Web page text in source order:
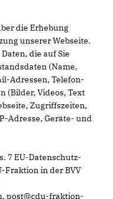
die Erhebung
unserer Webseite.
die auf Sie
(Name,
Adressen, Telefon-
(Bilder, Videos, Text
Zugriffszeiten,
Adresse, Geräte- und
7 EU-Datenschutz-
Fraktion in der BVV
post@cdu-fraktion-